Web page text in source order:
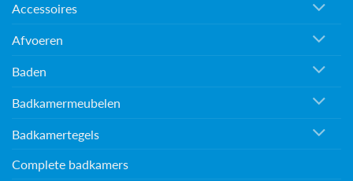
Accessoires
Afvoeren
Baden
Badkamermeubelen
Badkamertegels
Complete badkamers